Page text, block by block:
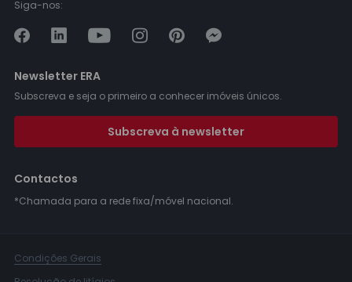
Siga-nos:
Newsletter ERA
Subscreva e seja o primeiro a conhecer imóveis únicos.
Subscreva à newsletter
Contactos
*Chamada para a rede fixa/móvel nacional.
Condições Gerais